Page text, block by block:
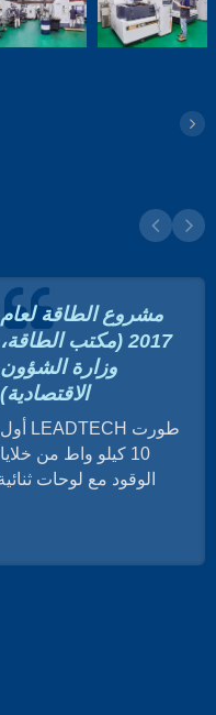
مشروع الطاقة لعام
2017 (مكتب الطاقة،
وزارة الشؤون
الاقتصادية)
طورت LEADTECH أول
10 كيلو واط من خلايا
الوقود مع لوحات